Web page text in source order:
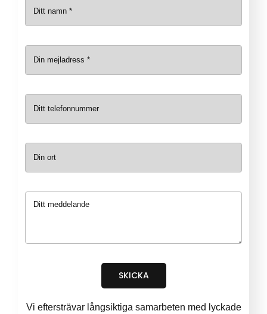
SKICKA
Vi eftersträvar långsiktiga samarbeten med lyckade